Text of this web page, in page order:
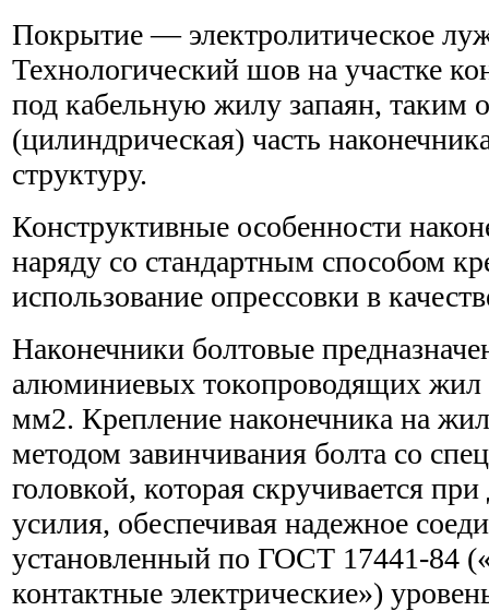
Покрытие — электролитическое
Технологический шов на участке
под кабельную жилу запаян, таким
(цилиндрическая) часть
структуру.
Конструктивные особенности
наряду со стандартным способом
использование опрессовки в
Наконечники болтовые
алюминиевых токопроводящих жил
мм2. Крепление наконечника на
методом завинчивания болта со
головкой, которая скручивается
усилия, обеспечивая надежное
установленный по ГОСТ 17441-84
контактные электрические»)